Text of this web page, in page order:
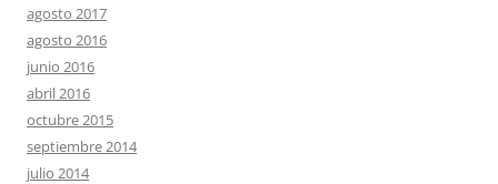
agosto 2017
agosto 2016
junio 2016
abril 2016
octubre 2015
septiembre 2014
julio 2014